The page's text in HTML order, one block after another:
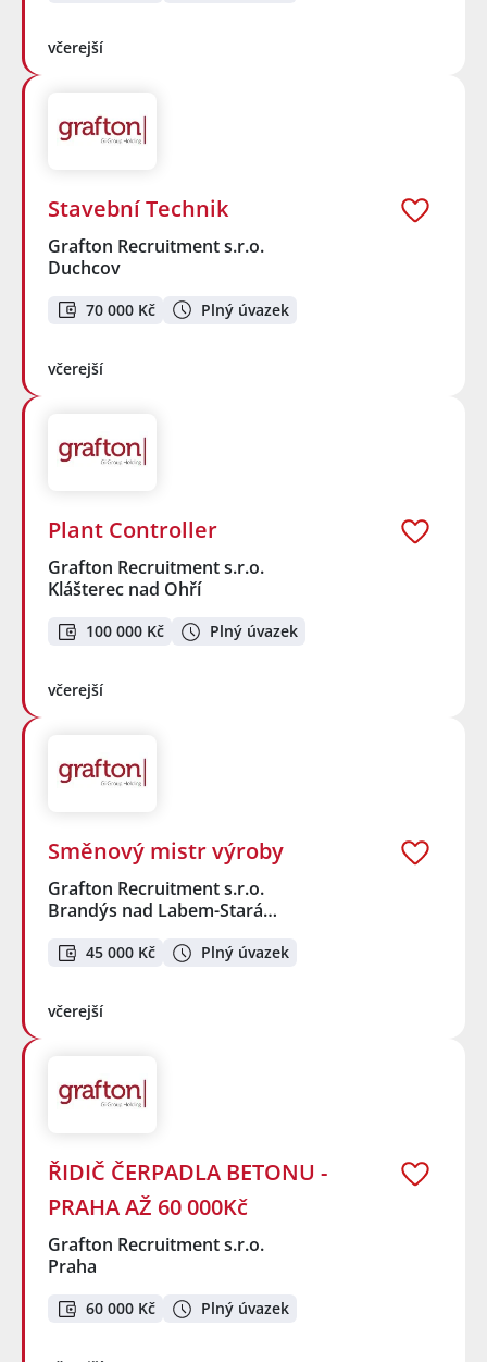
včerejší
Stavební Technik
Grafton Recruitment s.r.o.
Duchcov
70 000 Kč Plný úvazek
včerejší
Plant Controller
Grafton Recruitment s.r.o.
Klášterec nad Ohří
100 000 Kč Plný úvazek
včerejší
Směnový mistr výroby
Grafton Recruitment s.r.o.
Brandýs nad Labem-Stará…
45 000 Kč Plný úvazek
včerejší
ŘIDIČ ČERPADLA BETONU -
PRAHA AŽ 60 000Kč
Grafton Recruitment s.r.o.
Praha
60 000 Kč Plný úvazek